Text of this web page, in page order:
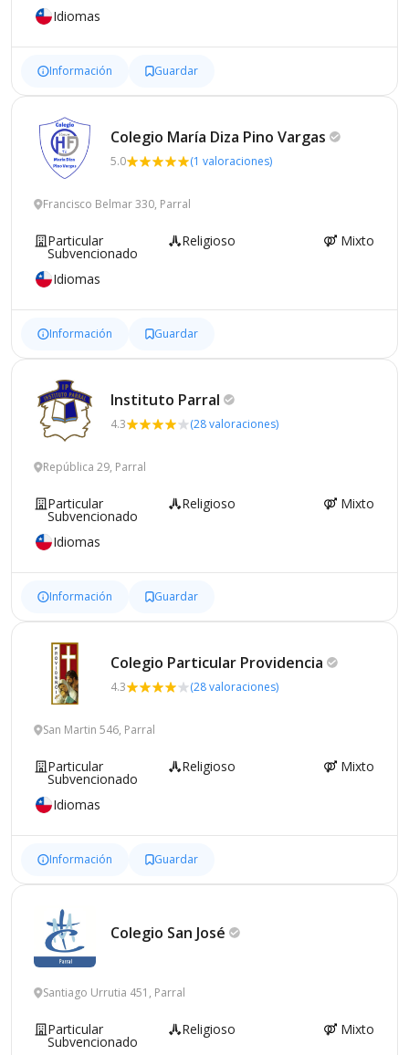
Idiomas
Información Guardar
Colegio María Diza Pino Vargas
5.0 (1 valoraciones)
Francisco Belmar 330, Parral
Particular
Subvencionado
Religioso Mixto
Idiomas
Información Guardar
Instituto Parral
4.3 (28 valoraciones)
República 29, Parral
Particular
Subvencionado
Religioso Mixto
Idiomas
Información Guardar
Colegio Particular Providencia
4.3 (28 valoraciones)
San Martin 546, Parral
Particular
Subvencionado
Religioso Mixto
Idiomas
Información Guardar
Colegio San José
Santiago Urrutia 451, Parral
Particular
Subvencionado
Religioso Mixto